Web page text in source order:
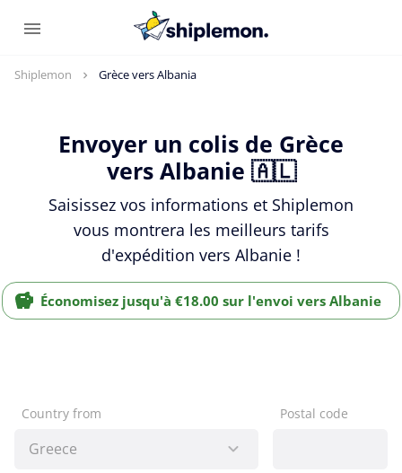
Shiplemon Grèce vers Albania
Envoyer un colis de Grèce
vers Albanie 🇦🇱
Saisissez vos informations et Shiplemon
vous montrera les meilleurs tarifs
d'expédition vers Albanie !
Économisez jusqu'à €18.00 sur l'envoi vers Albanie
Country from Postal code